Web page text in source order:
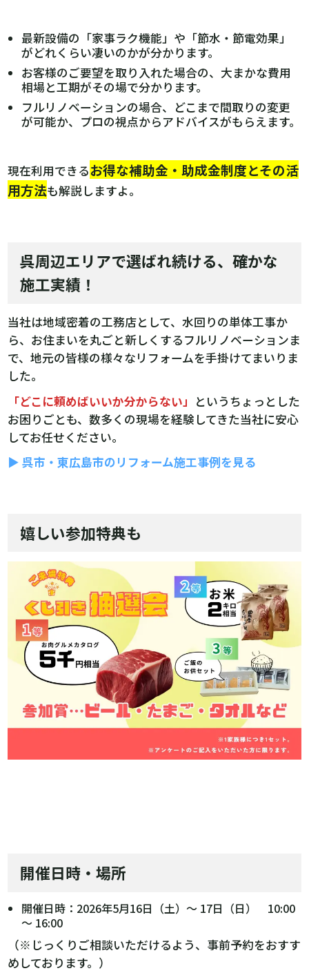
最新設備の「家事ラク機能」や「節水・節電効果」
がどれくらい凄いのかが分かります。
お客様のご要望を取り入れた場合の、大まかな費用
相場と工期がその場で分かります。
フルリノベーションの場合、どこまで間取りの変更
が可能か、プロの視点からアドバイスがもらえます。
現在利用できるお得な補助金・助成金制度とその活
用方法も解説しますよ。
呉周辺エリアで選ばれ続ける、確かな
施工実績！
当社は地域密着の工務店として、水回りの単体工事か
ら、お住まいを丸ごと新しくするフルリノベーションま
で、地元の皆様の様々なリフォームを手掛けてまいりま
した。
「どこに頼めばいいか分からない」 というちょっとした
お困りごとも、数多くの現場を経験してきた当社に安心
してお任せください。
▶ 呉市・東広島市のリフォーム施工事例を見る
嬉しい参加特典も
開催日時・場所
開催日時：2026年5月16日（土）～ 17日（日） 10:00
～ 16:00
（※じっくりご相談いただけるよう、事前予約をおすす
めしております。）